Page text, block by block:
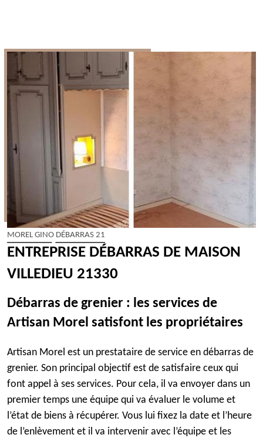
MOREL GINO DÉBARRAS 21
ENTREPRISE DÉBARRAS DE MAISON
VILLEDIEU 21330
Débarras de grenier : les services de
Artisan Morel satisfont les propriétaires
Artisan Morel est un prestataire de service en débarras de
grenier. Son principal objectif est de satisfaire ceux qui
font appel à ses services. Pour cela, il va envoyer dans un
premier temps une équipe qui va évaluer le volume et
l’état de biens à récupérer. Vous lui fixez la date et l’heure
de l’enlèvement et il va intervenir avec l’équipe et les